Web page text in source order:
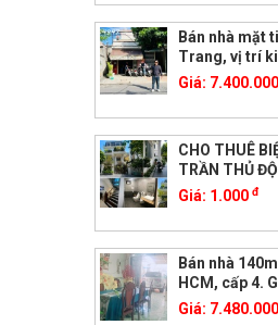
Bán nhà mặt
Trang, vị trí
Giá:
CHO THUÊ
TRẦN THỦ
Giá: 1.000 đ
Bán nhà
HCM, cấp 4.
Giá: